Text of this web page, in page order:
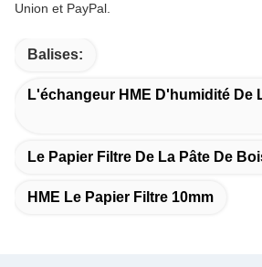
Union et PayPal.
Balises:
L'échangeur HME D'humidité De
Le Papier Filtre De La Pâte De
HME Le Papier Filtre 10mm